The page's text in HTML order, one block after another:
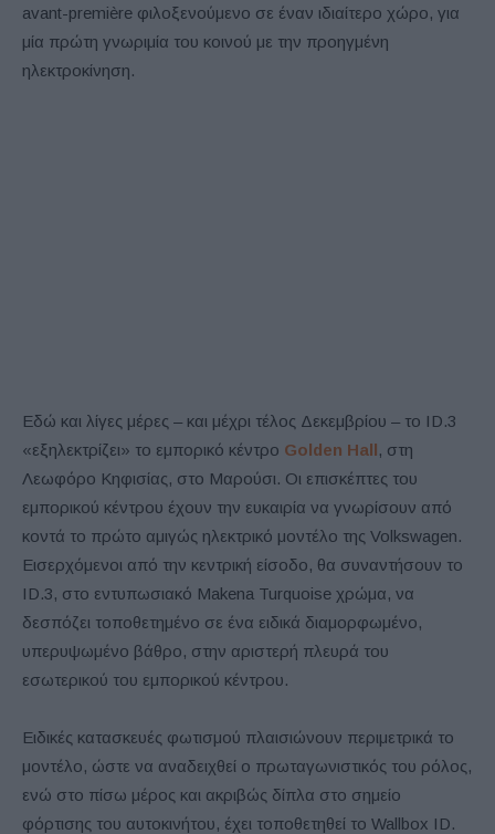
avant-première φιλοξενούμενο σε έναν ιδιαίτερο χώρο, για
μία πρώτη γνωριμία του κοινού με την προηγμένη
ηλεκτροκίνηση.
Εδώ και λίγες μέρες – και μέχρι τέλος Δεκεμβρίου – το ID.3
«εξηλεκτρίζει» το εμπορικό κέντρο Golden Hall, στη
Λεωφόρο Κηφισίας, στο Μαρούσι. Οι επισκέπτες του
εμπορικού κέντρου έχουν την ευκαιρία να γνωρίσουν από
κοντά το πρώτο αμιγώς ηλεκτρικό μοντέλο της Volkswagen.
Εισερχόμενοι από την κεντρική είσοδο, θα συναντήσουν το
ID.3, στο εντυπωσιακό Makena Turquoise χρώμα, να
δεσπόζει τοποθετημένο σε ένα ειδικά διαμορφωμένο,
υπερυψωμένο βάθρο, στην αριστερή πλευρά του
εσωτερικού του εμπορικού κέντρου.
Ειδικές κατασκευές φωτισμού πλαισιώνουν περιμετρικά το
μοντέλο, ώστε να αναδειχθεί ο πρωταγωνιστικός του ρόλος,
ενώ στο πίσω μέρος και ακριβώς δίπλα στο σημείο
φόρτισης του αυτοκινήτου, έχει τοποθετηθεί το Wallbox ID.